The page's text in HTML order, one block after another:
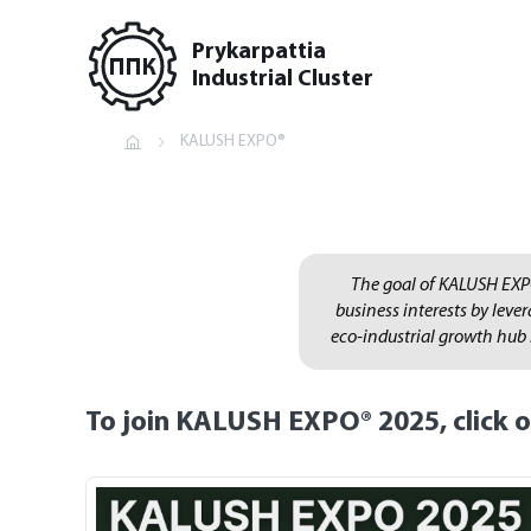
Prykarpattia
Industrial Cluster
KALUSH EXPO®
The goal of KALUSH
business interests by
eco-industrial growth hub
To join KALUSH EXPO® 2025, click